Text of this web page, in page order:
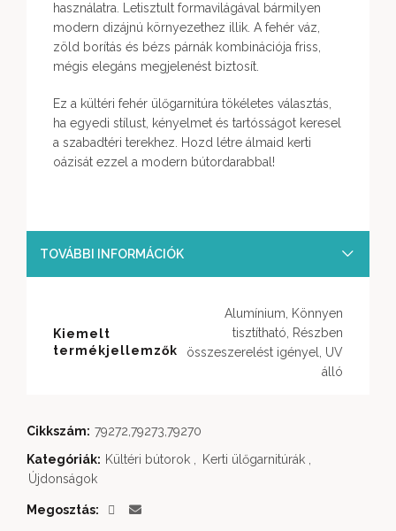
használatra. Letisztult formavilágával bármilyen
modern dizájnú környezethez illik. A fehér váz,
zöld borítás és bézs párnák kombinációja friss,
mégis elegáns megjelenést biztosít.
Ez a kültéri fehér ülőgarnitúra tökéletes választás,
ha egyedi stílust, kényelmet és tartósságot keresel
a szabadtéri terekhez. Hozd létre álmaid kerti
oázisát ezzel a modern bútordarabbal!
TOVÁBBI INFORMÁCIÓK
Kiemelt
termékjellemzők
Alumínium, Könnyen
tisztítható, Részben
összeszerelést igényel, UV
álló
Cikkszám: 79272,79273,79270
Kategóriák: Kültéri bútorok , Kerti ülőgarnitúrák ,
Újdonságok
Megosztás